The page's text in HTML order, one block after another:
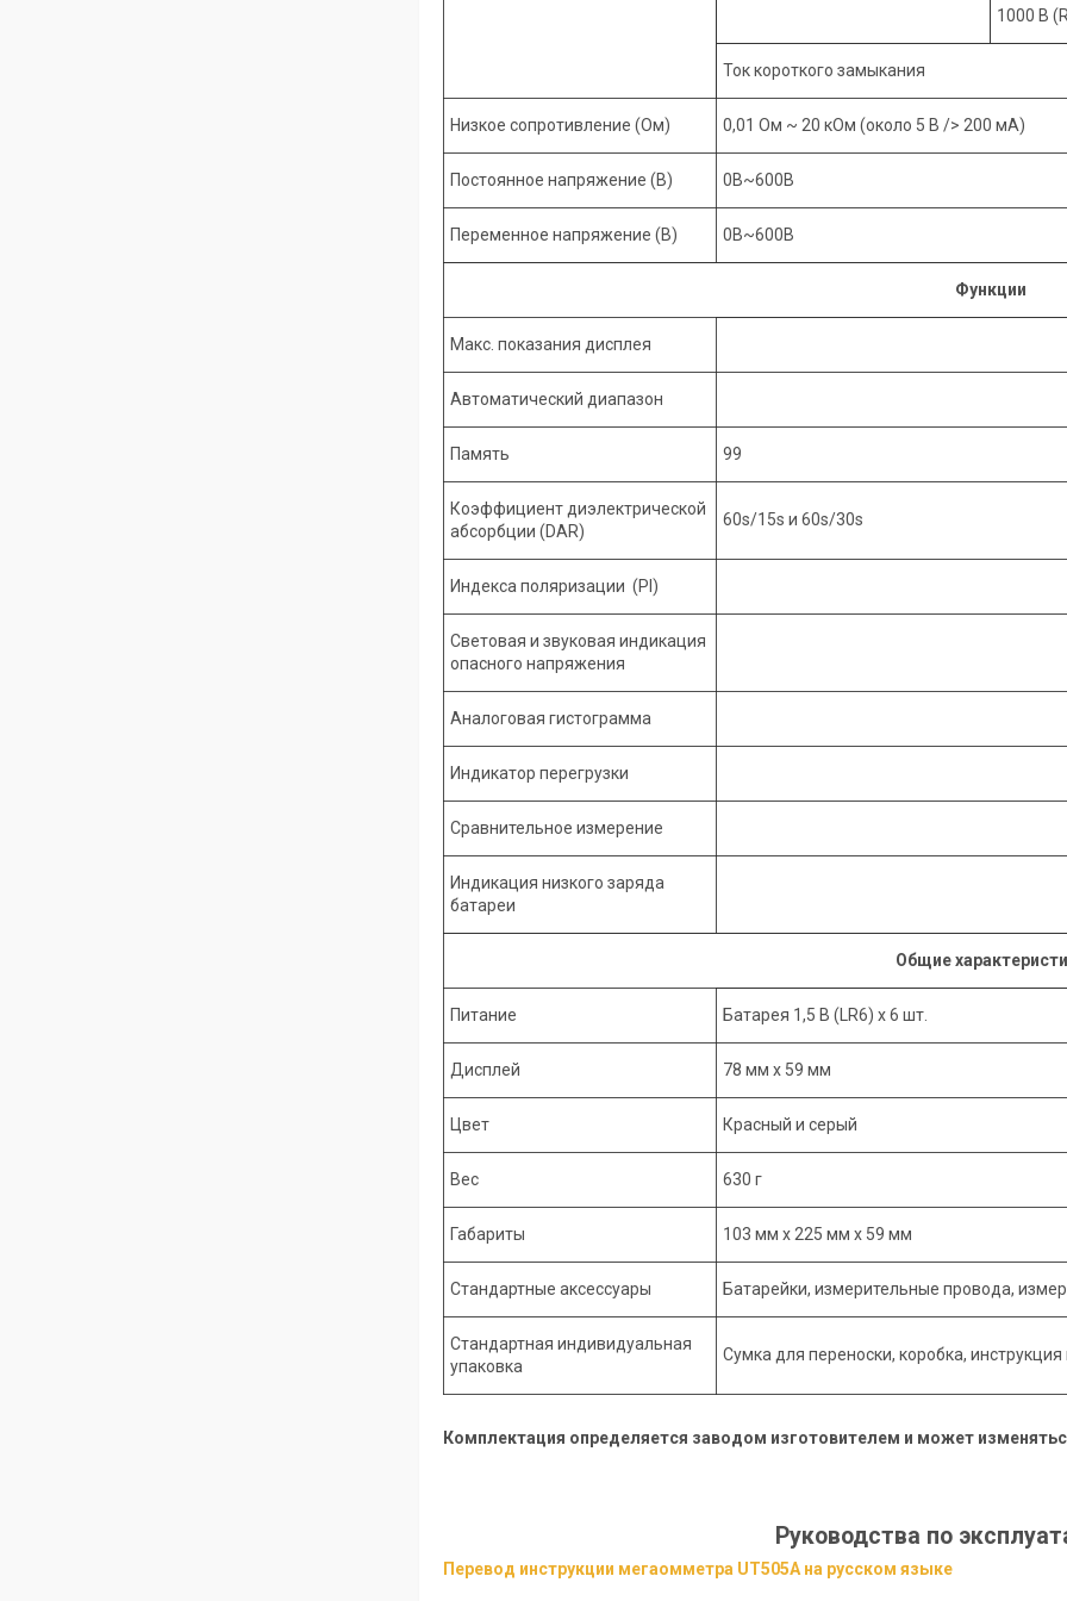
1000 В
Ток короткого замыкания
Низкое сопротивление (Ом) 0,01 Ом ~ 20 кОм (около 5 В /> 200 мА)
Постоянное напряжение (В) 0В~600В
Переменное напряжение (В) 0В~600В
Функции
Макс. показания дисплея
Автоматический диапазон
Память 99
Коэффициент диэлектрической
абсорбции (DAR)
60s/15s и 60s/30s
Индекса поляризации (PI)
Световая и звуковая индикация
опасного напряжения
Аналоговая гистограмма
Индикатор перегрузки
Сравнительное измерение
Индикация низкого заряда
батареи
Общие
Питание Батарея 1,5 В (LR6) х 6 шт.
Дисплей 78 мм х 59 мм
Цвет Красный и серый
Вес 630 г
Габариты 103 мм х 225 мм х 59 мм
Стандартные аксессуары Батарейки, измерительные провода,
Стандартная индивидуальная
упаковка
Сумка для переноски, коробка, инструкция
Комплектация определяется заводом изготовителем и может
Руководства по
Перевод инструкции мегаомметра UT505A на русском языке